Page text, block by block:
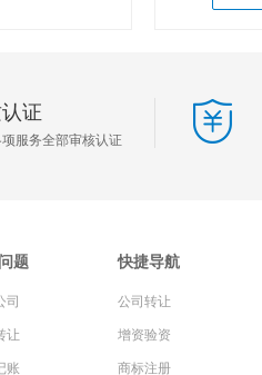
证
服务全部审核认证
题
司
让
账
快捷导航
公司转让
增资验资
商标注册